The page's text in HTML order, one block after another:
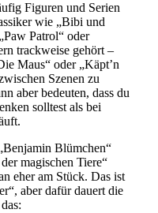
Figuren und Serien
wie „Bibi und
Patrol“ oder
trackweise gehört –
Maus“ oder „Käpt’n
Szenen zu
aber bedeuten, dass du
solltest als bei
Blümchen“
magischen Tiere“
eher am Stück. Das ist
aber dafür dauert die